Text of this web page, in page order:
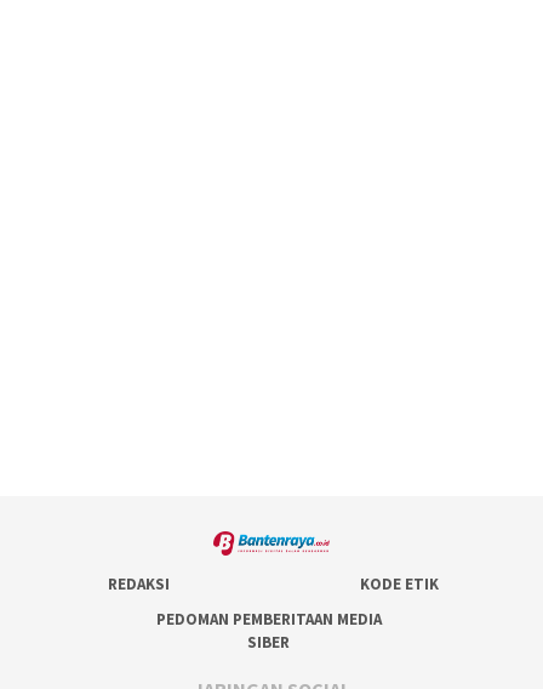
REDAKSI
KODE ETIK
PEDOMAN PEMBERITAAN MEDIA
SIBER